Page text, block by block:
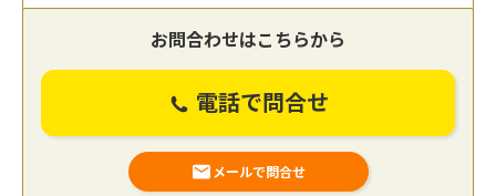
お問合わせはこちらから
電話で問合せ
メールで問合せ